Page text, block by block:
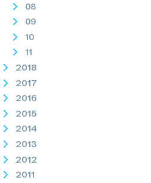
08
09
10
11
2018
2017
2016
2015
2014
2013
2012
2011